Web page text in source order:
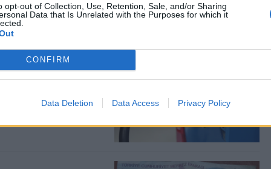
opt-out of Collection, Use, Retention, Sale, and/or Sharing
Data that Is Unrelated with the Purposes for which it
CONFIRM
Data Deletion Data Access Privacy Policy
στον Αύγουστο
αμόλυβδη
και Λήμνο –
Χίο